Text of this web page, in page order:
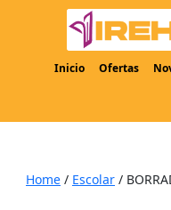
Inicio Ofertas
Home / Escolar /